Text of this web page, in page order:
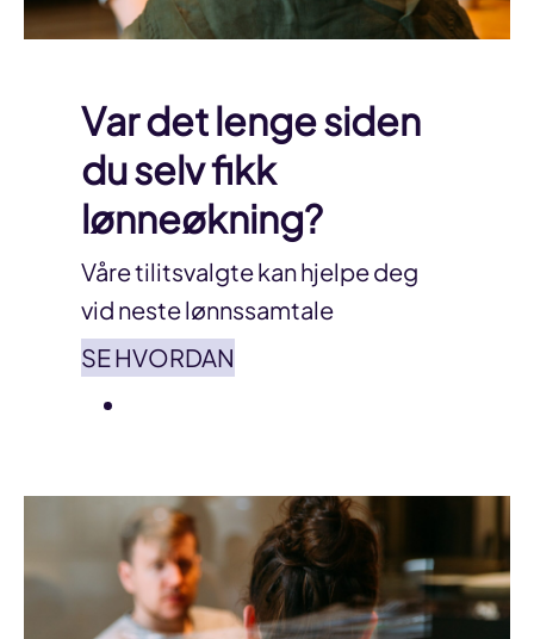
Var det lenge siden
du selv fikk
lønneøkning?
Våre tilitsvalgte kan hjelpe deg
vid neste lønnssamtale
SE HVORDAN